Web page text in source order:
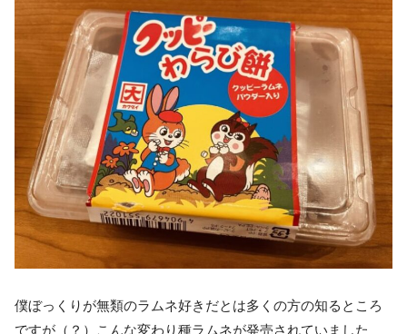
僕ぼっくりが無類のラムネ好きだとは多くの方の知るところ
ですが（？）こんな変わり種ラムネが発売されていました